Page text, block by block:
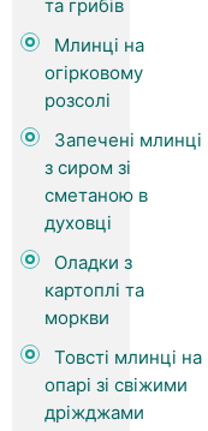
та грибів
Млинці на
огірковому
розсолі
Запечені млинці
з сиром зі
сметаною в
духовці
Оладки з
картоплі та
моркви
Товсті млинці на
опарі зі свіжими
дріжджами